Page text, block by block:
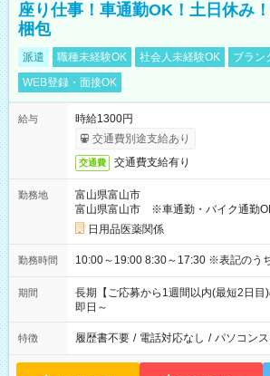
座り仕事！車通勤OK！土日休み
梱包
派遣 職種未経験OK 社会人未経験OK
ブラン
WEB登録・面接OK
給与
時給1300円
交通費別途支給あり
交通費 交通費支給有り
勤務地
富山県富山市
富山県富山市 ※車通勤・バイク通勤
日用品医薬関係
勤務時間 10:00～19:00 8:30～
期間
長期【ご応募から1週間以内(最短2日目)
即日～
特徴 履歴書不要 / 電話対応なし / パソコン